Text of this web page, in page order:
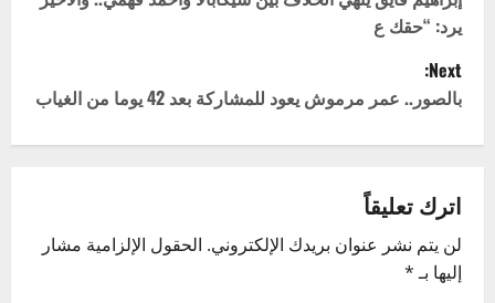
s
t
n
a
v
i
يرد: “حقك ع
Next:
بالصور.. عمر مرموش يعود للمشاركة بعد 42 يوما من الغياب
اترك تعليقاً
لن يتم نشر عنوان بريدك الإلكتروني. الحقول الإلزامية مشار
إليها بـ*